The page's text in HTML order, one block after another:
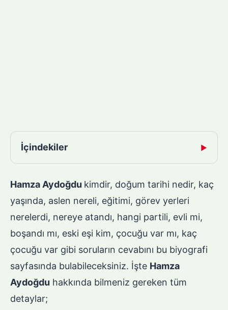
İçindekiler ▶
Hamza Aydoğdu kimdir, doğum tarihi nedir, kaç
yaşında, aslen nereli, eğitimi, görev yerleri
nerelerdi, nereye atandı, hangi partili, evli mi,
boşandı mı, eski eşi kim, çocuğu var mı, kaç
çocuğu var gibi soruların cevabını bu biyografi
sayfasında bulabileceksiniz. İşte Hamza
Aydoğdu hakkında bilmeniz gereken tüm
detaylar;